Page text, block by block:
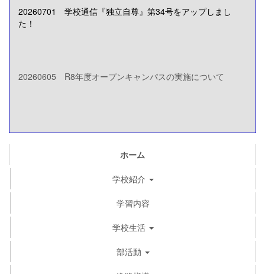
20260701 学校通信『独立自尊』第34号をアップしまし
た！
20260605 R8年度オープンキャンパスの実施について
ホーム
学校紹介
学習内容
学校生活
部活動